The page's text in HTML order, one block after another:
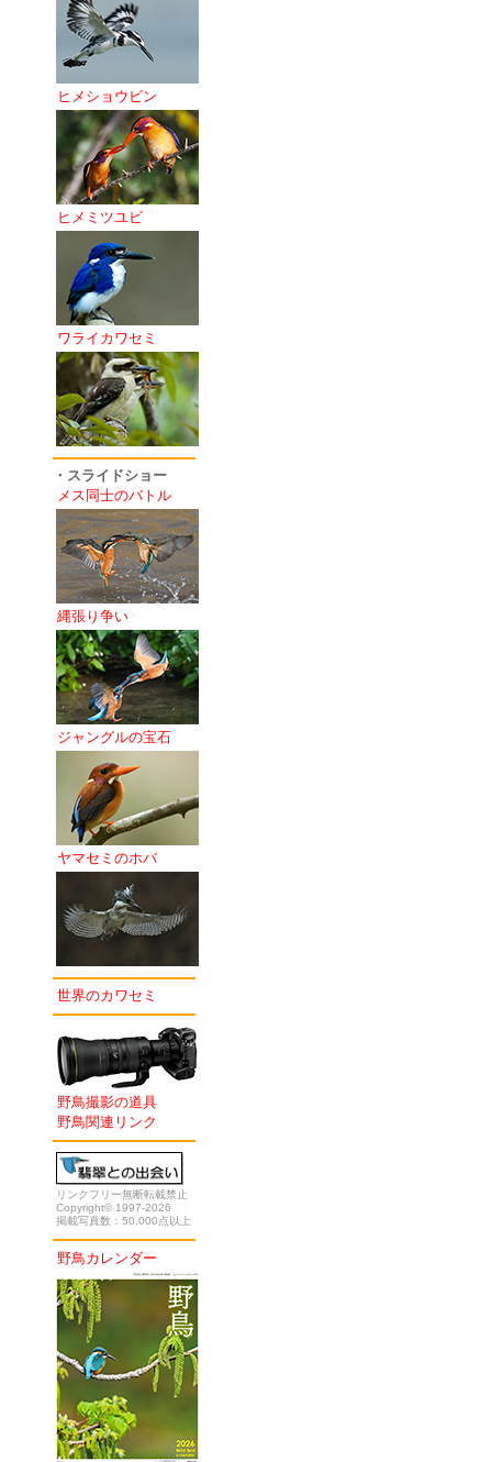
ヒメショウビン
ヒメミツユビ
ワライカワセミ
・スライドショー
メス同士のバトル
縄張り争い
ジャングルの宝石
ヤマセミのホバ
世界のカワセミ
野鳥撮影の道具
野鳥関連リンク
リンクフリー無断転載禁止
Copyright© 1997-2026
掲載写真数：50,000点以上
野鳥カレンダー